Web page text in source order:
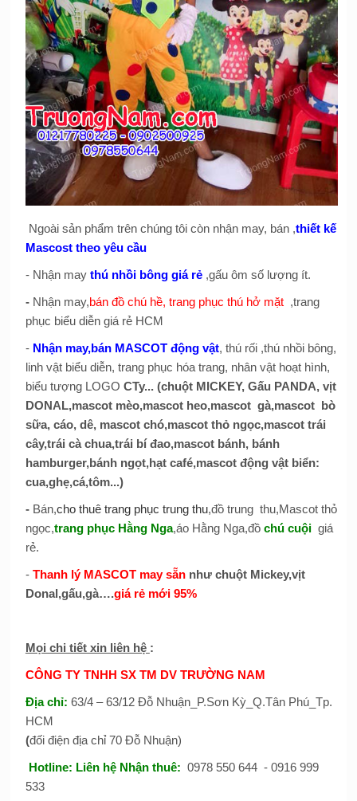
Ngoài sản phẩm trên chúng tôi còn nhận may, bán ,thiết kế
Mascost theo yêu cầu
- Nhận may thú nhồi bông giá rẻ,gấu ôm số lượng ít.
- Nhận may,bán đồ chú hề, trang phục thú hở mặt ,trang
phục biểu diễn giá rẻ HCM
- Nhận may,bán MASCOT động vật, thú rối ,thú nhồi bông,
linh vật biểu diễn, trang phục hóa trang, nhân vật hoạt hình,
biểu tượng LOGO CTy... (chuột MICKEY, Gấu PANDA, vịt
DONAL,mascot mèo,mascot heo,mascot gà,mascot bò
sữa, cáo, dê, mascot chó,mascot thỏ ngọc,mascot trái
cây,trái cà chua,trái bí đao,mascot bánh, bánh
hamburger,bánh ngọt,hạt café,mascot động vật biển:
cua,ghẹ,cá,tôm...)
- Bán,cho thuê trang phục trung thu,đồ trung thu,Mascot thỏ
ngọc,trang phục Hằng Nga,áo Hằng Nga,đồ chú cuộigiá
rẻ.
- Thanh lý MASCOT may sẵnnhư chuột Mickey,vịt
Donal,gấu,gà….giá rẻ mới 95%
Mọi chi tiết xin liên hệ :
CÔNG TY TNHH SX TM DV TRƯỜNG NAM
Địa chỉ: 63/4 – 63/12 Đỗ Nhuận_P.Sơn Kỳ_Q.Tân Phú_Tp.
HCM
(đối điện địa chỉ 70 Đỗ Nhuận)
Hotline: Liên hệ Nhận thuê: 0978 550 644 - 0916 999
533